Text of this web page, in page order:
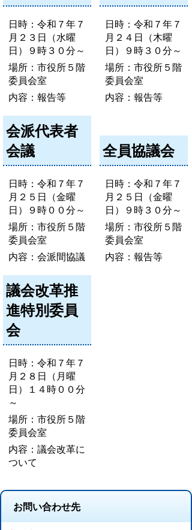
日時：令和７年７
月２３日（水曜
日）９時３０分～
場所：市役所５階
委員会室
内容：報告等
日時：令和７年７
月２４日（木曜
日）９時３０分～
場所：市役所５階
委員会室
内容：報告等
会派代表者
会議
日時：令和７年７
月２５日（金曜
日）９時００分～
場所：市役所５階
委員会室
内容：会派間協議
全員協議会
日時：令和７年７
月２５日（金曜
日）９時３０分～
場所：市役所５階
委員会室
内容：報告等
議会改革推
進特別委員
会
日時：令和７年７
月２８日（月曜
日）１４時００分
～
場所：市役所５階
委員会室
内容：議会改革に
ついて
お問い合わせ先